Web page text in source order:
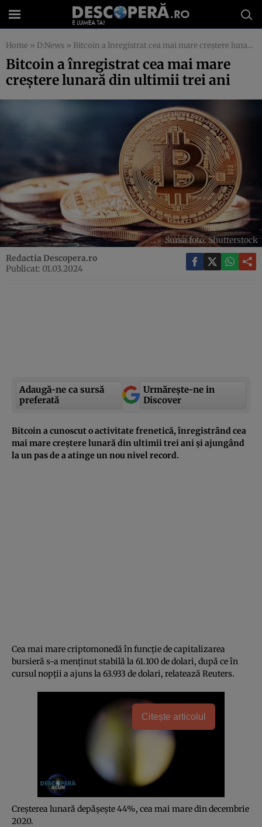
Home » D:News » Bitcoin a înregistrat cea mai mare creștere lunară din ultimii trei ani
Bitcoin a înregistrat cea mai mare
creștere lunară din ultimii trei ani
Sursa foto: Shutterstock
Redactia Descopera.ro
Publicat: 01.03.2024
Adaugă-ne ca sursă
preferată
Urmărește-ne in
Discover
Bitcoin a cunoscut o activitate frenetică, înregistrând cea
mai mare creștere lunară din ultimii trei ani și ajungând
la un pas de a atinge un nou nivel record.
Cea mai mare criptomonedă în funcție de capitalizarea
bursieră s-a menținut stabilă la 61.100 de dolari, după ce în
cursul nopții a ajuns la 63.933 de dolari, relatează Reuters.
Citește articolul
Creșterea lunară depășește 44%, cea mai mare din decembrie
2020.